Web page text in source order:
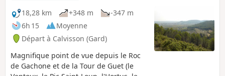
18,28 km
+348 m
-347 m
6h 15
Moyenne
Départ à Calvisson (Gard)
Magnifique point de vue depuis le Roc
de Gachone et de la Tour de Guet (le